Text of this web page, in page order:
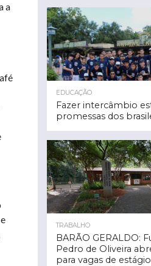
a
EDUCAÇÃO
Fazer intercâmbio
promessas dos
TRABALHO
BARÃO GERALDO:
Pedro de Oliveira
para vagas de estágio